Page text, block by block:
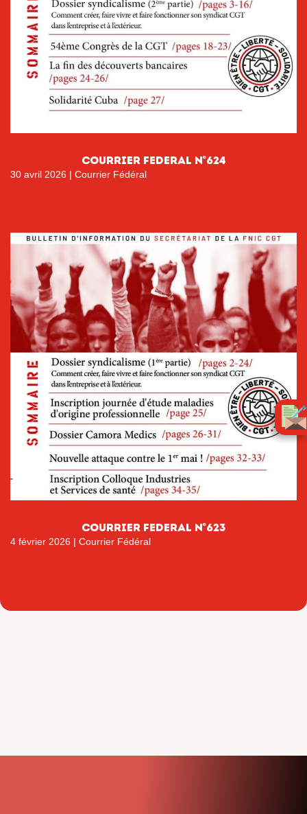
COURRIER FEDERAL N°624
30 avril 2026 | Courrier Fédéral
COURRIER FEDERAL N°623
4 février 2026 | Courrier Fédéral